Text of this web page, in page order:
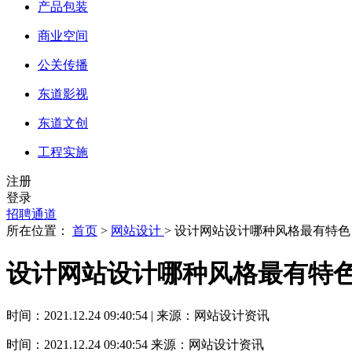
产品包装
商业空间
公关传播
东道影视
东道文创
工程实施
注册
登录
招聘通道
所在位置： 首页 > 网站设计 > 设计网站设计哪种风格最有特
设计网站设计哪种风格最有特
时间：2021.12.24 09:40:54 | 来源：网站设计资讯
时间：2021.12.24 09:40:54 来源：网站设计资讯